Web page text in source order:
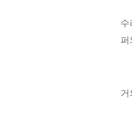
수
퍼
거